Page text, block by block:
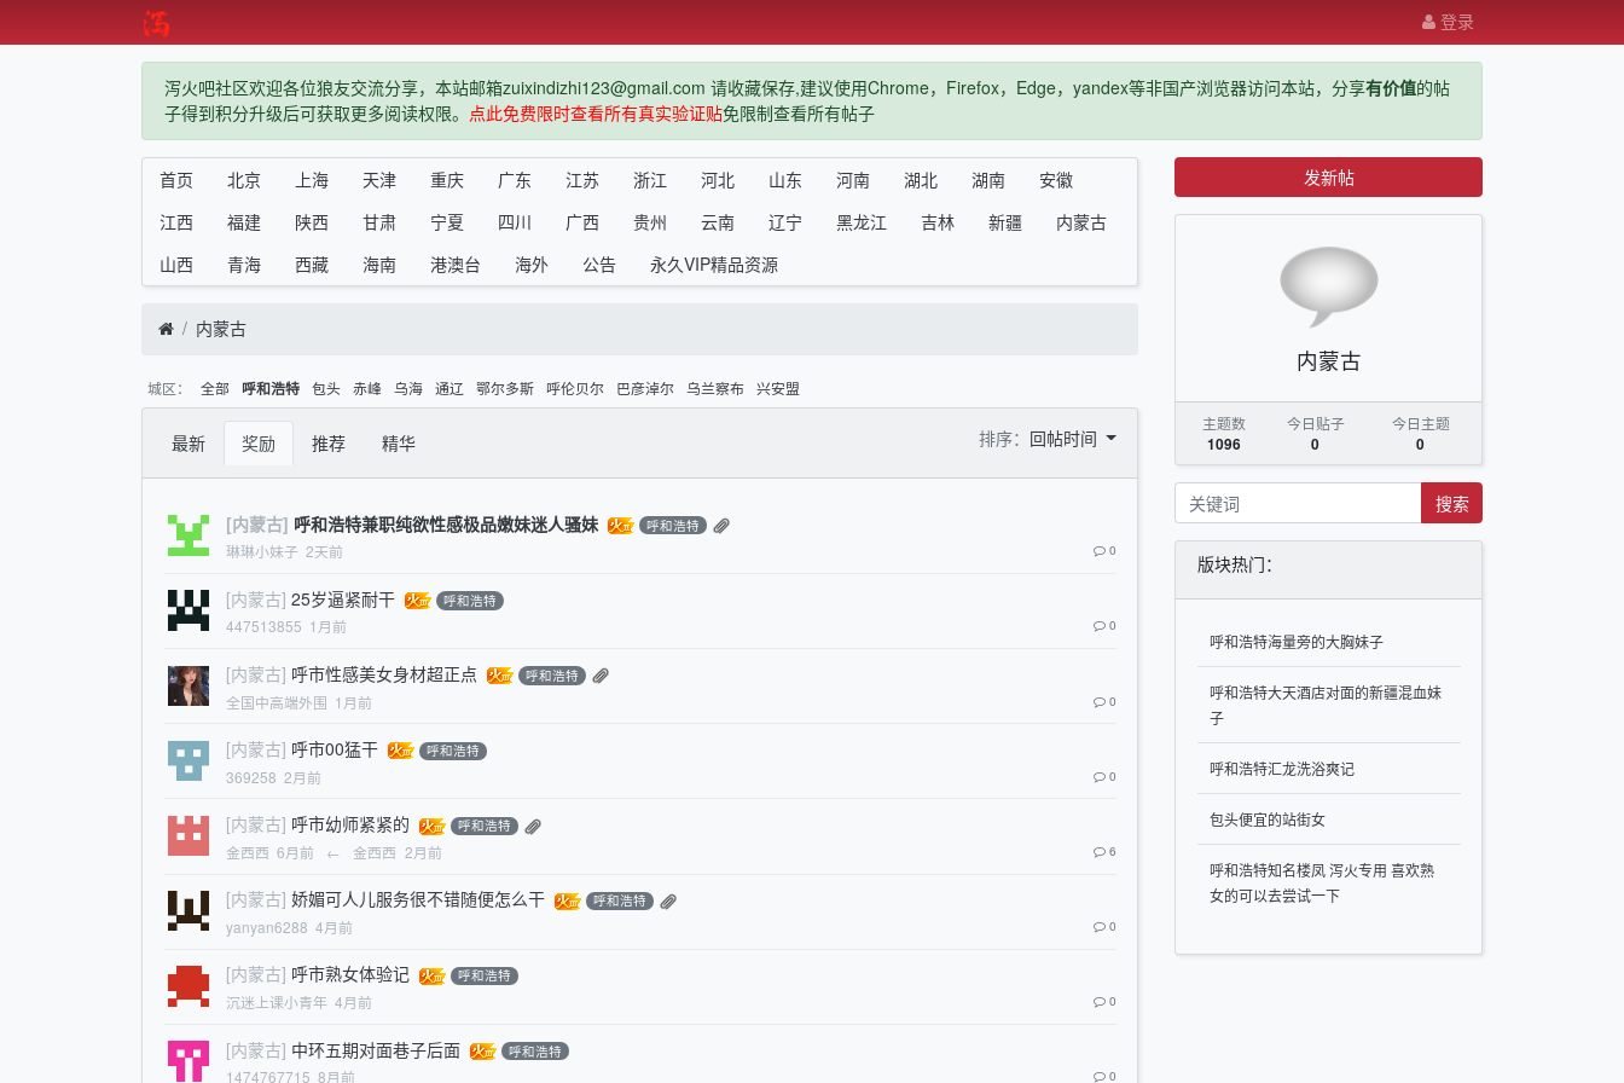
登录
泻火吧社区欢迎各位狼友交流分享，本站邮箱zuixindizhi123@gmail.com 请收藏保存,建议使用Chrome，Firefox，Edge，yandex等非国产浏览器访问本站，分享有价值的帖
子得到积分升级后可获取更多阅读权限。 点此免费限时查看所有真实验证贴免限制查看所有帖子
首页 北京 上海 天津 重庆 广东 江苏 浙江 河北 山东 河南 湖北 湖南
安徽
江西
福建 陕西 甘肃 宁夏 四川 广西 贵州 云南 辽宁 黑龙江 吉林 新疆
内蒙古
山西
青海 西藏 海南 港澳台 海外 公告 永久VIP精品资源
内蒙古
城区： 全部 呼和浩特 包头 赤峰 乌海 通辽 鄂尔多斯 呼伦贝尔 巴彦淖尔 乌兰察布 兴安盟
最新 奖励 推荐 精华 排序： 回帖时间
[内蒙古] 呼和浩特兼职纯欲性感极品嫩妹迷人骚妹 呼和浩特
琳琳小妹子 2天前 0
[内蒙古] 25岁逼紧耐干 呼和浩特
447513855 1月前 0
[内蒙古] 呼市性感美女身材超正点 呼和浩特
全国中高端外围 1月前 0
[内蒙古] 呼市00猛干 呼和浩特
369258 2月前 0
[内蒙古] 呼市幼师紧紧的 呼和浩特
金西西 6月前 ← 金西西 2月前 6
[内蒙古] 娇媚可人儿服务很不错随便怎么干 呼和浩特
yanyan6288 4月前 0
[内蒙古] 呼市熟女体验记 呼和浩特
沉迷上课小青年 4月前 0
[内蒙古] 中环五期对面巷子后面 呼和浩特
1474767715 8月前 0
发新帖
内蒙古
主题数
1096
今日贴子
0
今日主题
0
搜索
版块热门：
呼和浩特海量旁的大胸妹子
呼和浩特大天酒店对面的新疆混血妹
子
呼和浩特汇龙洗浴爽记
包头便宜的站街女
呼和浩特知名楼凤 泻火专用 喜欢熟
女的可以去尝试一下